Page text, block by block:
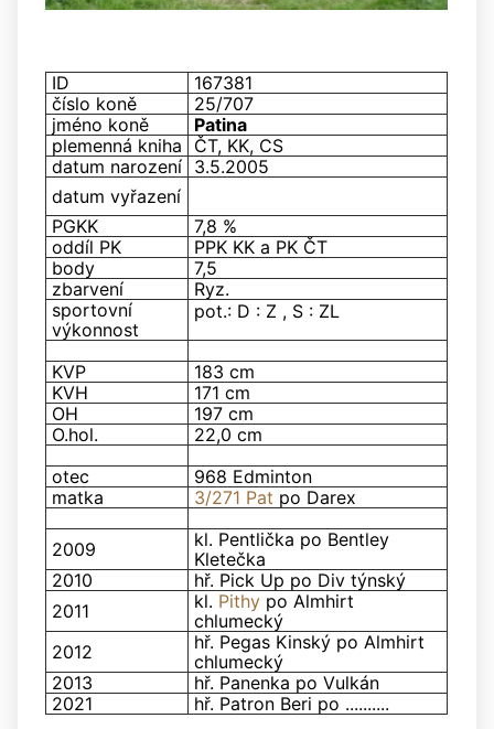
ID
167381
číslo koně
25/707
jméno koně
Patina
plemenná kniha
ČT, KK, CS
datum narození 3.5.2005
datum vyřazení
PGKK
7,8 %
oddíl PK
PPK KK a PK ČT
body
7,5
zbarvení
Ryz.
sportovní
výkonnost
pot.: D : Z , S : ZL
KVP 183 cm
KVH
171 cm
OH
197 cm
O.hol.
22,0 cm
otec
968 Edminton
matka
3/271 Pat po Darex
2009
kl. Pentlička po Bentley
Kletečka
2010
hř. Pick Up po Div týnský
2011
kl. Pithy po Almhirt
chlumecký
2012
hř. Pegas Kinský po Almhirt
chlumecký
2013
hř. Panenka po Vulkán
2021
hř. Patron Beri po ..........